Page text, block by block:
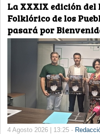
La XXXIX edición del
Folklórico de los
pasará por
4 Agosto 2026 | 13:25 -